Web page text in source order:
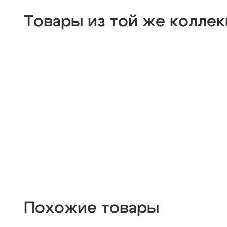
деревянные
из цветного стекла
Товары из той же
Похожие товары